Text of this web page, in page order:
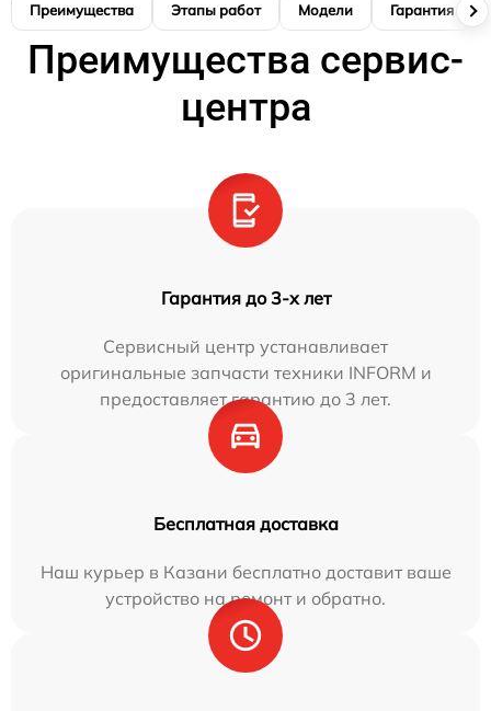
Преимущества Этапы работ Модели Гарантия
Преимущества сервис-
центра
Гарантия до 3-х лет
Сервисный центр устанавливает
оригинальные запчасти техники INFORM и
предоставляет гарантию до 3 лет.
Бесплатная доставка
Наш курьер в Казани бесплатно доставит ваше
устройство на ремонт и обратно.